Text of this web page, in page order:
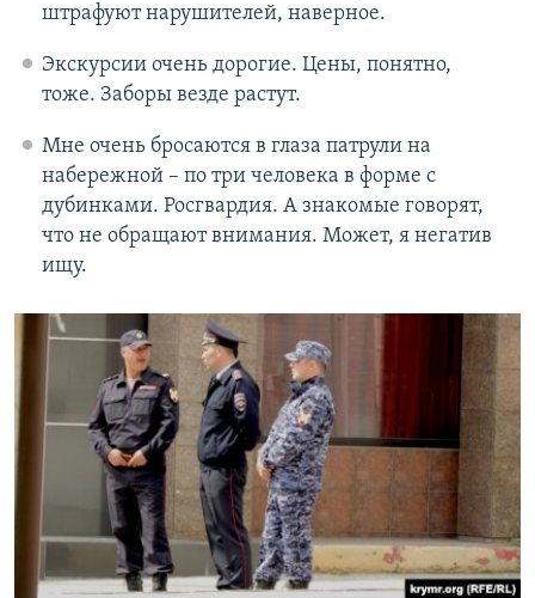
штрафуют нарушителей, наверное.
Экскурсии очень дорогие. Цены, понятно,
тоже. Заборы везде растут.
Мне очень бросаются в глаза патрули на
набережной – по три человека в форме с
дубинками. Росгвардия. А знакомые говорят,
что не обращают внимания. Может, я негатив
ищу.